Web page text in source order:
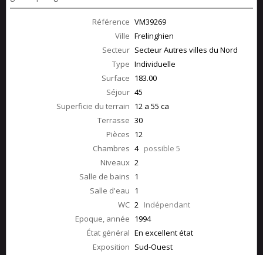
Référence VM39269
Ville Frelinghien
Secteur Secteur Autres villes du Nord
Type Individuelle
Surface 183.00
Séjour 45
Superficie du terrain 12 a 55 ca
Terrasse 30
Pièces 12
Chambres 4 possible 5
Niveaux 2
Salle de bains 1
Salle d'eau 1
WC 2 Indépendant
Epoque, année 1994
État général En excellent état
Exposition Sud-Ouest